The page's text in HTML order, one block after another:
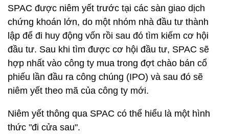
SPAC được niêm yết trước tại các sàn giao dịch
chứng khoán lớn, do một nhóm nhà đầu tư thành
lập để đi huy động vốn rồi sau đó tìm kiếm cơ hội
đầu tư. Sau khi tìm được cơ hội đầu tư, SPAC sẽ
hợp nhất vào công ty mua trong đợt chào bán cổ
phiếu lần đầu ra công chúng (IPO) và sau đó sẽ
niêm yết theo mã của công ty mới.
Niêm yết thông qua SPAC có thể hiểu là một hình
thức "đi cửa sau".